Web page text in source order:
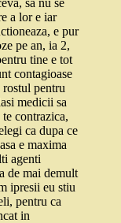
a lor e iar
e pur
pe an, ia 2,
tine e tot
contagioase
pentru
medicii sa
contrazica,
ca dupa ce
e maxima
agenti
de mai demult
ipresii eu stiu
pentru ca
in